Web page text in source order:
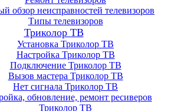
обзор неисправностей телевизоров
Типы телевизоров
Триколор ТВ
Установка Триколор ТВ
Настройка Триколор ТВ
Подключение Триколор ТВ
Вызов мастера Триколор ТВ
Нет сигнала Триколор ТВ
обновление, ремонт ресиверов
Триколор ТВ